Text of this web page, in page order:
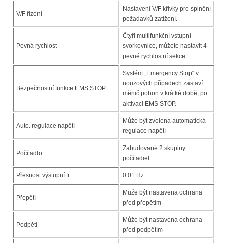
V/F řízení
Nastavení V/F křivky pro splnění
požadavků zatížení.
Pevná rychlost
Čtyři multifunkční vstupní
svorkovnice, můžete nastavit 4
pevné rychlostní sekce
Bezpečnostní funkce EMS STOP
Systém „Emergency Stop“ v
nouzových případech zastaví
měnič pohon v krátké době, po
aktivaci EMS STOP.
Auto. regulace napětí
Může být zvolena automatická
regulace napětí
Počítadlo
Zabudované 2 skupiny
počítadiel
Přesnost výstupní fr. 0.01 Hz
Přepětí
Může být nastavena ochrana
před přepětím
Podpětí
Může být nastavena ochrana
před podpětím